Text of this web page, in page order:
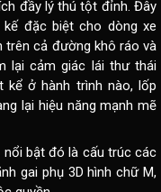
đầy lý thú tột đỉnh. Đây
đặc biệt cho dòng xe
trên cả đường khô ráo và
lại cảm giác lái thư thái
kể ở hành trình nào, lốp
lại hiệu năng mạnh mẽ
nổi bật đó là cấu trúc các
gai phụ 3D hình chữ M,